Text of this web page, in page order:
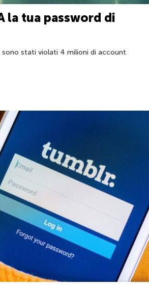
la tua password di
sono stati violati 4 milioni di account